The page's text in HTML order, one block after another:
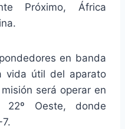
Próximo, África
en banda
vida útil del aparato
será operar en
Oeste, donde